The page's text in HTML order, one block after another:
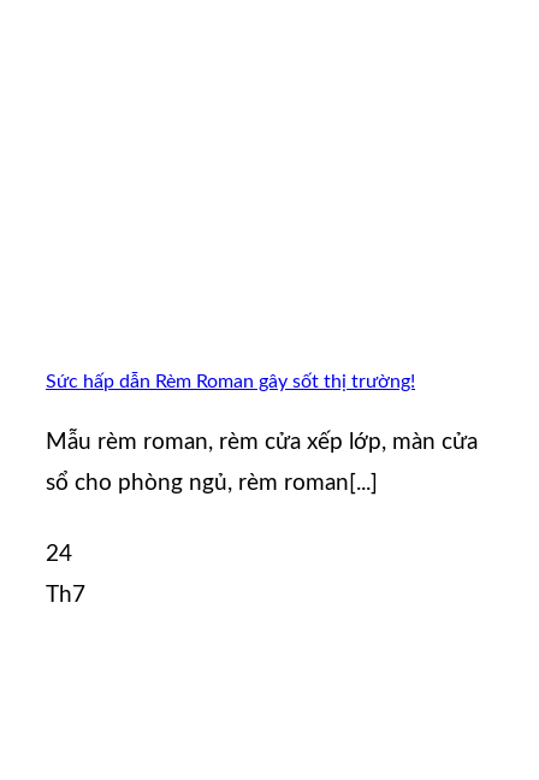
Sức hấp dẫn Rèm Roman gây sốt thị trường!
Mẫu rèm roman, rèm cửa xếp lớp, màn cửa
sổ cho phòng ngủ, rèm roman[...]
24
Th7